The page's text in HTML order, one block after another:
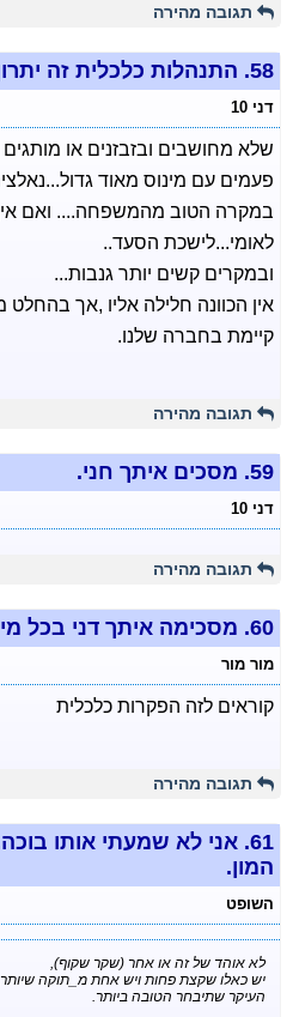
תגובה מהירה
58. התנהלות כלכלית זה
דני 10
שלא מחושבים ובזבזנים או
פעמים עם מינוס מאוד
במקרה הטוב מהמשפחה.... ואם
לאומי...לישכת הסעד..
ובמקרים קשים יותר גנבות...
אין הכוונה חלילה אליו ,אך
קיימת בחברה שלנו.
תגובה מהירה
59. מסכים איתך חני.
דני 10
תגובה מהירה
60. מסכימה איתך דני בכל
מור מור
קוראים לזה הפקרות כלכלית
תגובה מהירה
61. אני לא שמעתי אותו
המון.
השופט
לא אוהד של זה או אחר (שקר שקוף),
יש כאלו שקצת פחות ויש אחת מ_תוקה
העיקר שתיבחר הטובה ביותר.